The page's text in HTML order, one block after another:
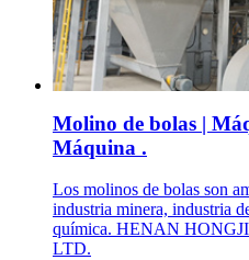
Molino de bolas |
Máquina .
Los molinos de bolas son
industria minera, industria
química. HENAN
LTD.